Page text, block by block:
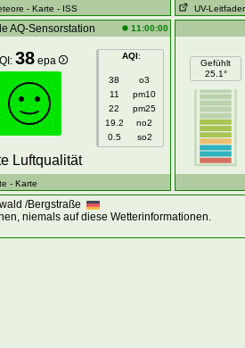
- Karte - ISS UV-
AQ-Sensorstation 11:00:00
38 epa AQI:
38
o3
11
pm10
22
pm25
19.2
no2
0.5
so2
Luftqualität
- Karte
Gefühlt
25.1°
/Bergstraße
niemals auf diese Wetterinformationen.